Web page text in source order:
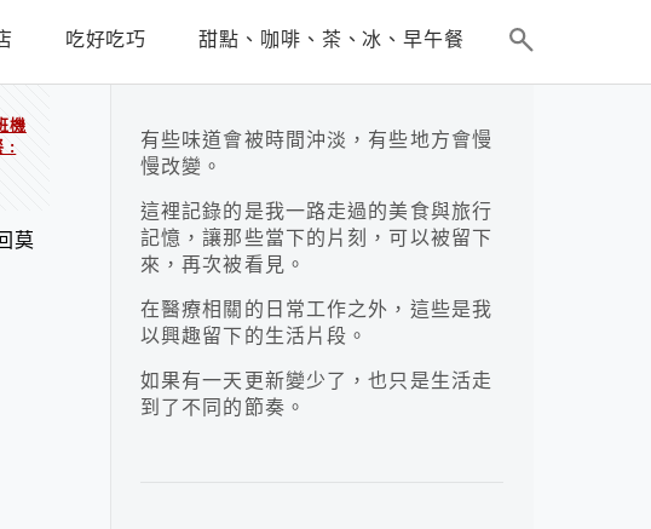
吃好吃巧 甜點、咖啡、茶、冰、早午餐
機
:
莫
有些味道會被時間沖淡，有些地方會慢
慢改變。
這裡記錄的是我一路走過的美食與旅行
記憶，讓那些當下的片刻，可以被留下
來，再次被看見。
在醫療相關的日常工作之外，這些是我
以興趣留下的生活片段。
如果有一天更新變少了，也只是生活走
到了不同的節奏。